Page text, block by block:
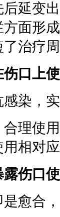
延变
面形
治疗
口上
，实
使用
相对
露伤口
合，